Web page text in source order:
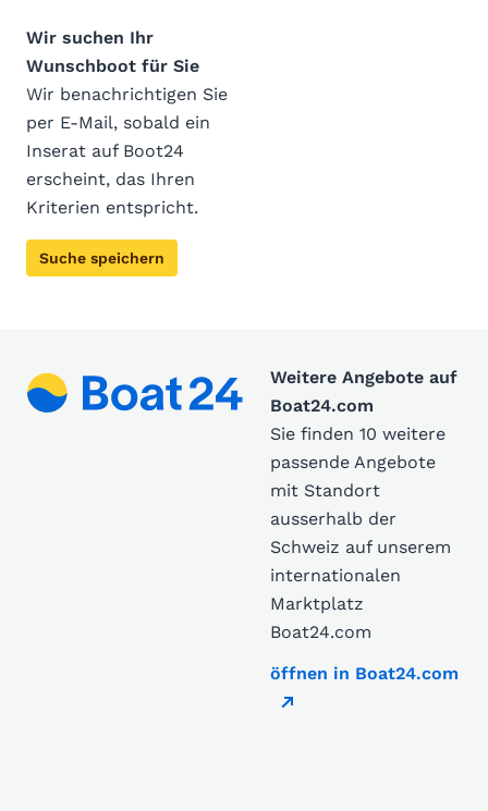
Wir suchen Ihr
Wunschboot für Sie
Wir benachrichtigen Sie
per E-Mail, sobald ein
Inserat auf Boot24
erscheint, das Ihren
Kriterien entspricht.
Suche speichern
Weitere Angebote auf
Boat24.com
Sie finden 10 weitere
passende Angebote
mit Standort
ausserhalb der
Schweiz auf unserem
internationalen
Marktplatz
Boat24.com
öffnen in Boat24.com